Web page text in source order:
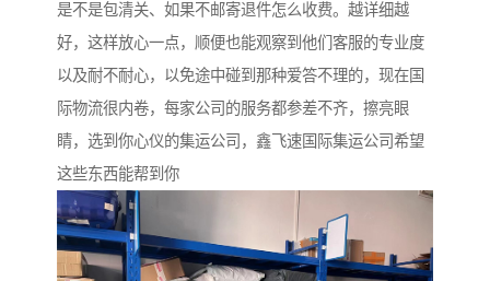
是不是包清关、如果不邮寄退件怎么收费。越详细越
好，这样放心一点，顺便也能观察到他们客服的专业度
以及耐不耐心，以免途中碰到那种爱答不理的，现在国
际物流很内卷，每家公司的服务都参差不齐，擦亮眼
睛，选到你心仪的集运公司，鑫飞速国际集运公司希望
这些东西能帮到你